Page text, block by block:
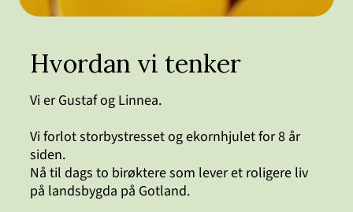
Hvordan vi tenker
Vi er Gustaf og Linnea.
Vi forlot storbystresset og ekornhjulet for 8 år
siden.
Nå til dags to birøktere som lever et roligere liv
på landsbygda på Gotland.